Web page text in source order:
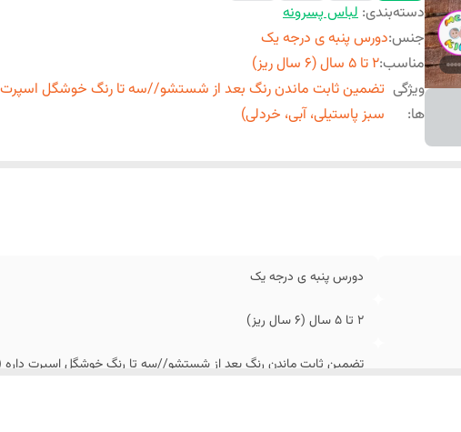
دسته‌بندی: لباس پسرونه
جنس:دورس پنبه ی درجه یک
مناسب:۲ تا ۵ سال (۶ سال ریز) ‎ ‌‌‌‏
ویژگی
ها:
تضمین ثابت ماندن رنگ بعد از شستشو//سه تا رنگ خوشگل اسپرت
سبز پاستیلی، آبی، خردلی)
دورس پنبه ی درجه یک
۲ تا ۵ سال (۶ سال ریز) ‎ ‌‌‌‏
تضمین ثابت ماندن رنگ بعد از شستشو//سه تا رنگ خوشگل اسپرت داره (